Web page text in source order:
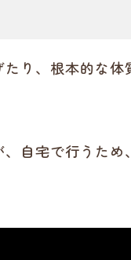
り、根本的な
自宅で行うため